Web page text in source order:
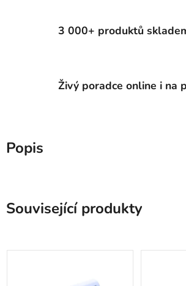
3 000+ produktů
Živý poradce online i na
Popis
Související produkty